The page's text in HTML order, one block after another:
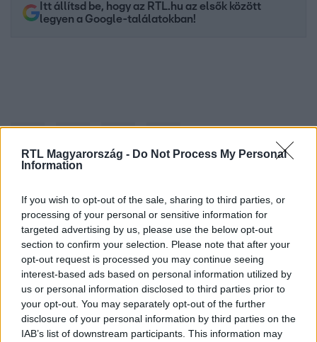
RTL Magyarország - Do Not Process My Personal
Information
If you wish to opt-out of the sale, sharing to third parties, or
processing of your personal or sensitive information for
targeted advertising by us, please use the below opt-out
section to confirm your selection. Please note that after your
opt-out request is processed you may continue seeing
interest-based ads based on personal information utilized by
us or personal information disclosed to third parties prior to
your opt-out. You may separately opt-out of the further
disclosure of your personal information by third parties on the
IAB’s list of downstream participants. This information may
Itt állítsd be, hogy az RTL.hu az elsők között
legyen a Google-találatokban!
Kövess minket, és értesülj a friss hírekről a
Facebookon is!
Követem